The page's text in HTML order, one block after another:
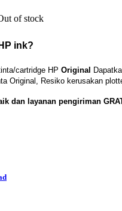
of stock
ink?
cartridge HP Original
Original, Resiko kerusakan
dan layanan pengiriman